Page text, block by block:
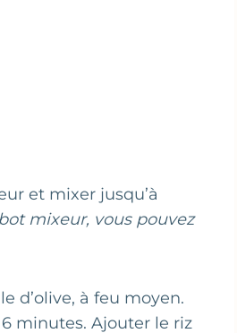
et mixer jusqu’à
mixeur, vous pouvez
d’olive, à feu moyen.
6 minutes. Ajouter le riz